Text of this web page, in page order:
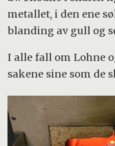
metallet, i den ene
blanding av gull og
I alle fall om Lohne
sakene sine som de